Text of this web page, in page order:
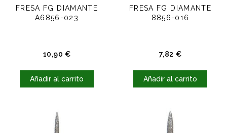
FRESA FG DIAMANTE
A6856-023
10,90 €Precio
Añadir al carrito
FRESA FG DIAMANTE
8856-016
7,82 €Precio
Añadir al carrito